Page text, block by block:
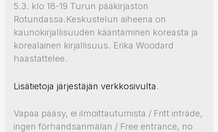
5.3. klo 18-19 Turun pääkirjaston
Rotundassa.Keskustelun aiheena on
kaunokirjallisuuden kääntäminen koreasta ja
korealainen kirjallisuus. Erika Woodard
haastattelee.
Lisätietoja järjestäjän verkkosivulta.
Vapaa pääsy, ei ilmoittautumista / Fritt inträde,
ingen förhandsanmälan / Free entrance, no